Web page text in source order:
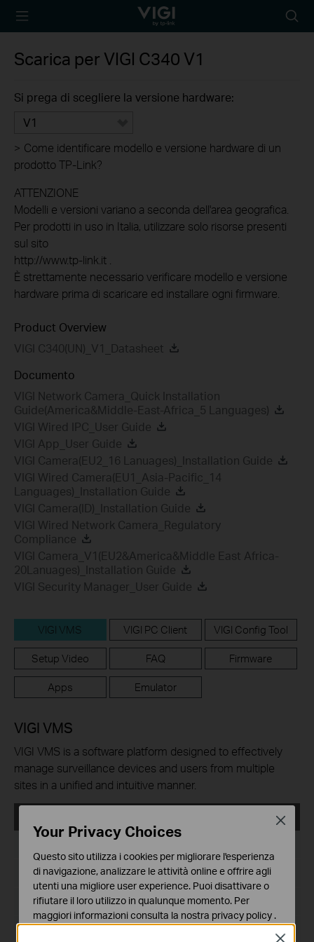
TP-Link, Reliably
icon
Scarica per VIGI C340 V1
Si prega di scegliere la versione hardware:
V1
> Come identificare modello e versione hardware di un
prodotto TP-Link?
ATTENZIONE
Modelli e versioni variano a seconda dell'area geografica.
Per prodotti in uso in Italia, utilizzare solo risorse presenti
sul sito
http://www.tp-link.it .
È strettamente necessario verificare modello e versione
hardware prima di scaricare ed installare ogni firmware.
Product Overview
VIGI C340(UN)_V1_Datasheet
Documento
VIGI Network Camera_Quick Installation
Guide(America&Middle-East-Africa_5 Languages)
VIGI Wired IPC_User Guide
VIGI App_User Guide
VIGI Camera(EU2_16 Lanuages)_Installation Guide
VIGI Wired Camera(EU1_Asia-Pacific_14
Languages)_Installation Guide
VIGI Camera(ID)_Installation Guide
VIGI Wired Network Camera_Regulatory
Compliance
VIGI Camera_V1(EU2&America&Middle East Africa-
20Lanuages)_Installation Guide
VIGI Security Manager_User Guide
VIGI VMS VIGI PC Client VIGI Config Tool
Setup Video FAQ Firmware
Apps Emulator
VIGI VMS
VIGI VMS is a software platform designed to effectively
manage surveillance devices and users from multiple
sites in a unified and intuitive manner.
Lingua:Multi-language
Dimensioni file: 522.36 MB
Close
Your Privacy Choices
Questo sito utilizza i cookies per migliorare l'esperienza
di navigazione, analizzare le attività online e offrire agli
utenti una migliore user experience. Puoi disattivare o
rifiutare il loro utilizzo in qualunque momento. Per
maggiori informazioni consulta la nostra privacy policy .
Close